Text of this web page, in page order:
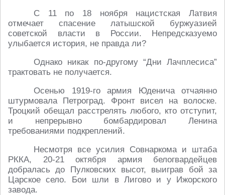
С 11 по 18 ноября нацистская Латвия
отмечает спасение латышской буржуазией
советской власти в России. Непредсказуемо
улыбается история, не правда ли?
Однако никак по-другому “Дни Лачплесиса”
трактовать не получается.
Осенью 1919-го армия Юденича отчаянно
штурмовала Петроград. Фронт висел на волоске.
Троцкий обещал расстрелять любого, кто отступит,
и непрерывно бомбардировал Ленина
требованиями подкреплений.
Несмотря все усилия Совнаркома и штаба
РККА, 20-21 октября армия белогвардейцев
добралась до Пулковских высот, выиграв бой за
Царское село. Бои шли в Лигово и у Ижорского
завода.